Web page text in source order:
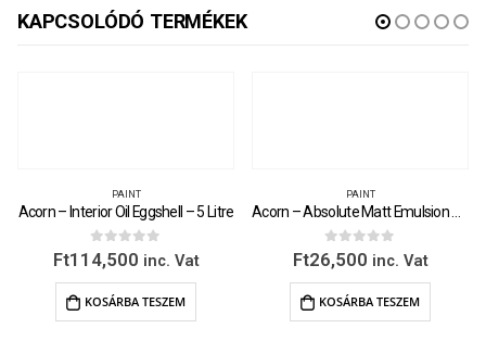
KAPCSOLÓDÓ TERMÉKEK
PAINT
Acorn – Interior Oil Eggshell – 5 Litre
0out of 5
Ft114,500 inc. Vat
KOSÁRBA TESZEM
PAINT
Acorn – Absolute Matt Emulsion – 1 Litre
0 out of 5
Ft26,500 inc. Vat
KOSÁRBA TESZEM